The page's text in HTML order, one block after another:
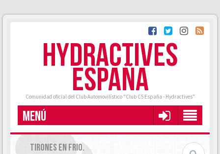
HYDRACTIVES
ESPAÑA
Comunidad oficial del Club Automovilístico "Club C5 España - Hydractives"
MENÚ
TIRONES EN FRIO.